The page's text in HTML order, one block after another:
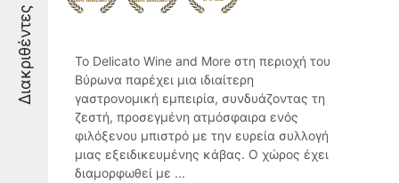
Διακριθέντες
Το Delicato Wine and More στη περιοχή του
Βύρωνα παρέχει μια ιδιαίτερη
γαστρονομική εμπειρία, συνδυάζοντας τη
ζεστή, προσεγμένη ατμόσφαιρα ενός
φιλόξενου μπιστρό με την ευρεία συλλογή
μιας εξειδικευμένης κάβας. Ο χώρος έχει
διαμορφωθεί με ...